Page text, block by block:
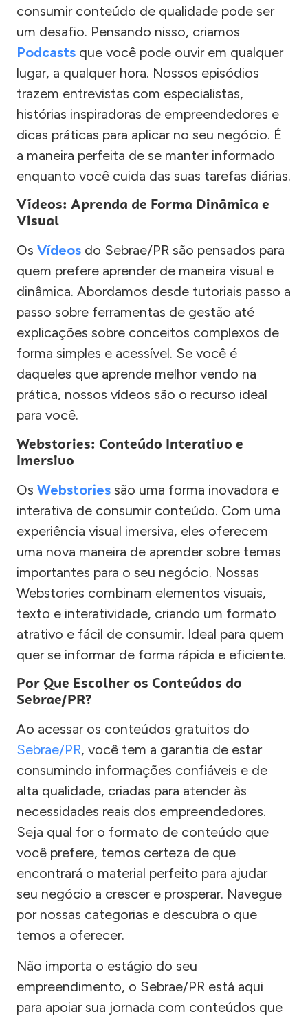
consumir conteúdo de qualidade pode ser
um desafio. Pensando nisso, criamos
Podcasts que você pode ouvir em qualquer
lugar, a qualquer hora. Nossos episódios
trazem entrevistas com especialistas,
histórias inspiradoras de empreendedores e
dicas práticas para aplicar no seu negócio. É
a maneira perfeita de se manter informado
enquanto você cuida das suas tarefas diárias.
Vídeos: Aprenda de Forma Dinâmica e
Visual
Os Vídeos do Sebrae/PR são pensados para
quem prefere aprender de maneira visual e
dinâmica. Abordamos desde tutoriais passo a
passo sobre ferramentas de gestão até
explicações sobre conceitos complexos de
forma simples e acessível. Se você é
daqueles que aprende melhor vendo na
prática, nossos vídeos são o recurso ideal
para você.
Webstories: Conteúdo Interativo e
Imersivo
Os Webstories são uma forma inovadora e
interativa de consumir conteúdo. Com uma
experiência visual imersiva, eles oferecem
uma nova maneira de aprender sobre temas
importantes para o seu negócio. Nossas
Webstories combinam elementos visuais,
texto e interatividade, criando um formato
atrativo e fácil de consumir. Ideal para quem
quer se informar de forma rápida e eficiente.
Por Que Escolher os Conteúdos do
Sebrae/PR?
Ao acessar os conteúdos gratuitos do
Sebrae/PR, você tem a garantia de estar
consumindo informações confiáveis e de
alta qualidade, criadas para atender às
necessidades reais dos empreendedores.
Seja qual for o formato de conteúdo que
você prefere, temos certeza de que
encontrará o material perfeito para ajudar
seu negócio a crescer e prosperar. Navegue
por nossas categorias e descubra o que
temos a oferecer.
Não importa o estágio do seu
empreendimento, o Sebrae/PR está aqui
para apoiar sua jornada com conteúdos que